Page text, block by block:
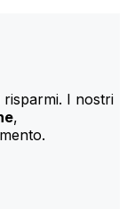
I nostri
,